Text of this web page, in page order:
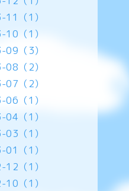
11（1）
10（1）
（3）
（2）
（2）
（1）
（1）
03（1）
01（1）
12（1）
10（1）